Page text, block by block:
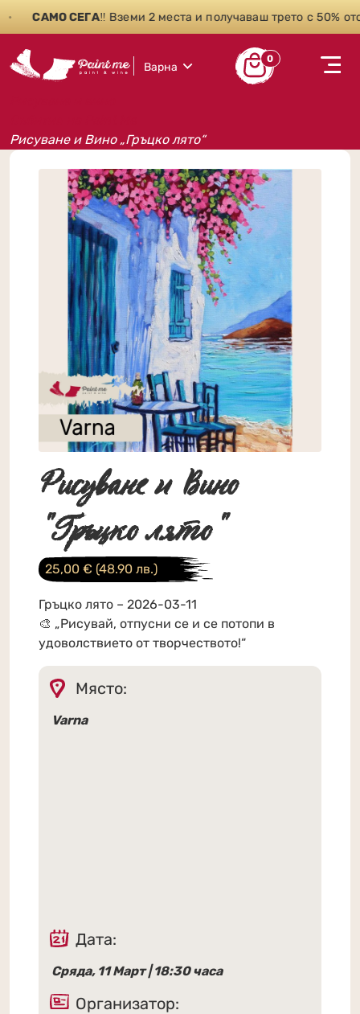
САМО СЕГА‼️ Вземи 2 места и получаваш трето с 50%
Варна
0
Рисуване и Вино „Гръцко лято“
Рисуване и Вино
"Гръцко лято"
25,00 € (48.90 лв.)
Гръцко лято – 2026-03-11
🎨 „Рисувай, отпусни се и се потопи в
удоволствието от творчеството!“
Място:
Varna
Дата:
Сряда, 11 Март | 18:30 часа
Организатор: